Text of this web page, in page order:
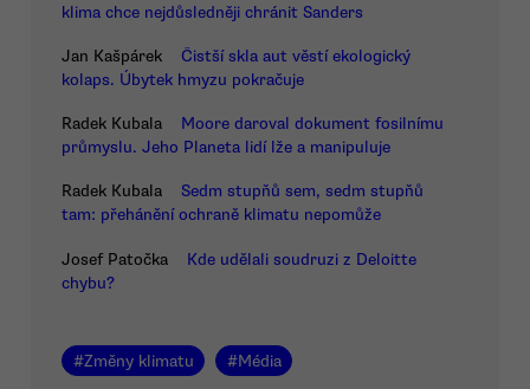
klima chce nejdůsledněji chránit Sanders
Jan Kašpárek
Čistší skla aut věstí ekologický
kolaps. Úbytek hmyzu pokračuje
Radek Kubala
Moore daroval dokument fosilnímu
průmyslu. Jeho Planeta lidí lže a manipuluje
Radek Kubala
Sedm stupňů sem, sedm stupňů
tam: přehánění ochraně klimatu nepomůže
Josef Patočka
Kde udělali soudruzi z Deloitte
chybu?
#Změny klimatu #Média